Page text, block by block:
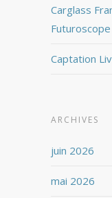
Carglass
Futuroscope
Captation
ARCHIVES
juin 2026
mai 2026